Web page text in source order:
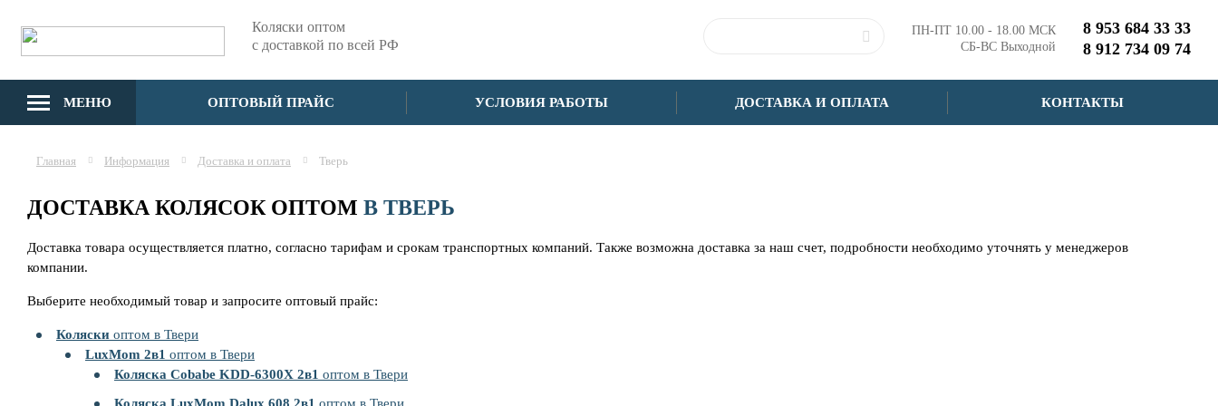
Коляски оптом
с доставкой по всей РФ
ПН-ПТ 10.00 - 18.00 МСК
СБ-ВС Выходной
8 953 684 33 33
8 912 734 09 74
МЕНЮ ОПТОВЫЙ ПРАЙС УСЛОВИЯ РАБОТЫ ДОСТАВКА И ОПЛАТА КОНТАКТЫ
Главная Информация Доставка и оплата Тверь
ДОСТАВКА КОЛЯСОК ОПТОМ В ТВЕРЬ
Доставка товара осуществляется платно, согласно тарифам и срокам транспортных компаний. Также возможна доставка за наш счет, подробности необходимо уточнять у менеджеров
компании.
Выберите необходимый товар и запросите оптовый прайс:
Коляски оптом в Твери
LuxMom 2в1 оптом в Твери
Коляска Cobabe KDD-6300X 2в1 оптом в Твери